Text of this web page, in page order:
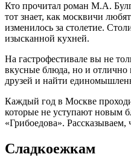
Кто прочитал роман М.А.
тот знает, как москвичи
изменилось за столетие.
изысканной кухней.
На гастрофестивале вы не
вкусные блюда, но и отлично
друзей и найти
Каждый год в Москве
которые не уступают новым
«Грибоедова». Рассказываем,
Сладкоежкам